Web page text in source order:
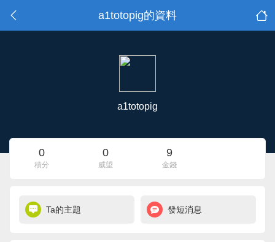
a1totopig的資料
a1totopig
0
積分
0
威望
9
金錢
Ta的主題 發短消息